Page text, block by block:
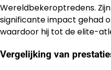
Wereldbekeroptredens.
significante impact gehad
waardoor hij tot de elite-
Vergelijking van